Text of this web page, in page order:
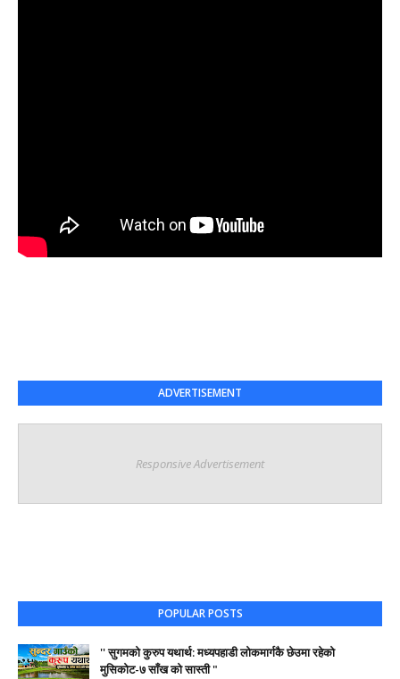
ADVERTISEMENT
Responsive Advertisement
POPULAR POSTS
'' सुगमको कुरुप यथार्थ: मध्यपहाडी लोकमार्गकै छेउमा रहेको
मुसिकोट-७ साँख को सास्ती "